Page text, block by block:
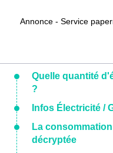
Annonce - Service
Quelle quantité
?
Infos Électricité /
La
décryptée